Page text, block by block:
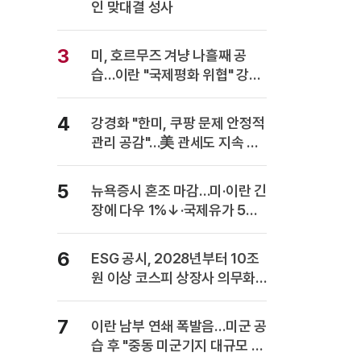
인 맞대결 성사
3
미, 호르무즈 겨냥 나흘째 공
습…이란 "국제평화 위협" 강력
반발
4
강경화 "한미, 쿠팡 문제 안정적
관리 공감"…美 관세도 지속 협
의
5
뉴욕증시 혼조 마감…미·이란 긴
장에 다우 1%↓·국제유가 5%
급등
6
ESG 공시, 2028년부터 10조
원 이상 코스피 상장사 의무화…
사업보고서에 담는다
7
이란 남부 연쇄 폭발음…미군 공
습 후 "중동 미군기지 대규모 보